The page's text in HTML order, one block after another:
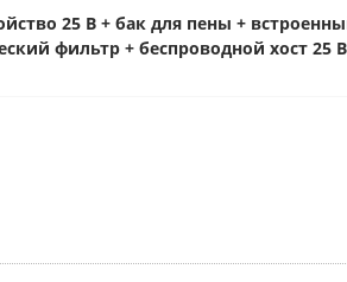
25 В + бак для пены +
фильтр + беспроводной хост 25 В